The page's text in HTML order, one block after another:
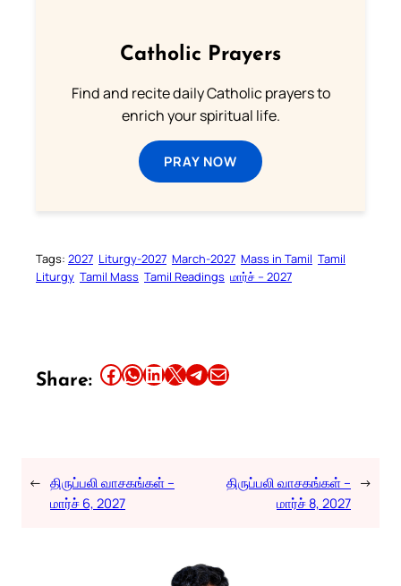
Catholic Prayers
Find and recite daily Catholic prayers to
enrich your spiritual life.
PRAY NOW
Tags: 2027 Liturgy-2027 March-2027 Mass in Tamil Tamil
Liturgy Tamil Mass Tamil Readings மார்ச் – 2027
Share: Share this article on Facebook Share this article on WhatsApp Share this article on LinkedIn Share this article on X Share this article on TelegramEmail this Article
← திருப்பலி வாசகங்கள் –
மார்ச் 6, 2027
திருப்பலி வாசகங்கள் –
மார்ச் 8, 2027
→